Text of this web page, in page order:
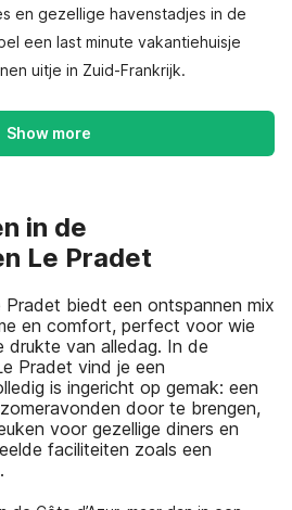
en gezellige havenstadjes in de
een last minute vakantiehuisje
uitje in Zuid-Frankrijk.
Show more
in de
Le Pradet
Pradet biedt een ontspannen mix
en comfort, perfect voor wie
drukte van alledag. In de
Pradet vind je een
is ingericht op gemak: een
door te brengen,
voor gezellige diners en
faciliteiten zoals een